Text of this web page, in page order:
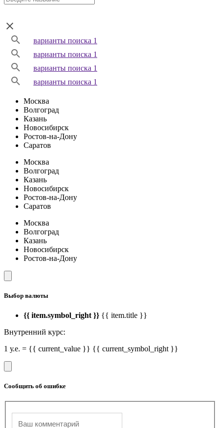
варианты поиска 1
варианты поиска 1
варианты поиска 1
варианты поиска 1
Москва
Волгоград
Казань
Новосибирск
Ростов-на-Дону
Саратов
Москва
Волгоград
Казань
Новосибирск
Ростов-на-Дону
Саратов
Москва
Волгоград
Казань
Новосибирск
Ростов-на-Дону
Выбор валюты
{{ item.symbol_right }} {{ item.title }}
Внутренний курс:
1 у.е. = {{ current_value }} {{ current_symbol_right }}
Сообщить об ошибке